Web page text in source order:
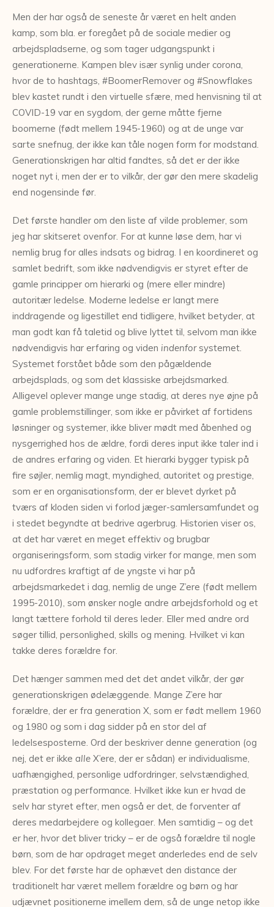
Men der har også de seneste år været en helt anden
kamp, som bla. er foregået på de sociale medier og
arbejdspladserne, og som tager udgangspunkt i
generationerne. Kampen blev især synlig under corona,
hvor de to hashtags, #BoomerRemover og #Snowflakes
blev kastet rundt i den virtuelle sfære, med henvisning til at
COVID-19 var en sygdom, der gerne måtte fjerne
boomerne (født mellem 1945-1960) og at de unge var
sarte snefnug, der ikke kan tåle nogen form for modstand.
Generationskrigen har altid fandtes, så det er der ikke
noget nyt i, men der er to vilkår, der gør den mere skadelig
end nogensinde før.
Det første handler om den liste af vilde problemer, som
jeg har skitseret ovenfor. For at kunne løse dem, har vi
nemlig brug for alles indsats og bidrag. I en koordineret og
samlet bedrift, som ikke nødvendigvis er styret efter de
gamle principper om hierarki og (mere eller mindre)
autoritær ledelse. Moderne ledelse er langt mere
inddragende og ligestillet end tidligere, hvilket betyder, at
man godt kan få taletid og blive lyttet til, selvom man ikke
nødvendigvis har erfaring og viden indenforsystemet.
Systemet forstået både som den pågældende
arbejdsplads, og som det klassiske arbejdsmarked.
Alligevel oplever mange unge stadig, at deres nye øjne på
gamle problemstillinger, som ikke er påvirket af fortidens
løsninger og systemer, ikke bliver mødt med åbenhed og
nysgerrighed hos de ældre, fordi deres input ikke taler ind i
de andres erfaring og viden. Et hierarki bygger typisk på
fire søjler, nemlig magt, myndighed, autoritet og prestige,
som er en organisationsform, der er blevet dyrket på
tværs af kloden siden vi forlod jæger-samlersamfundet og
i stedet begyndte at bedrive agerbrug. Historien viser os,
at det har været en meget effektiv og brugbar
organiseringsform, som stadig virker for mange, men som
nu udfordres kraftigt af de yngste vi har på
arbejdsmarkedet i dag, nemlig de unge Z’ere (født mellem
1995-2010), som ønsker nogle andre arbejdsforhold og et
langt tættere forhold til deres leder. Eller med andre ord
søger tillid, personlighed, skills og mening. Hvilket vi kan
takke deres forældre for.
Det hænger sammen med det det andet vilkår, der gør
generationskrigen ødelæggende. Mange Z’ere har
forældre, der er fra generation X, som er født mellem 1960
og 1980 og som i dag sidder på en stor del af
ledelsesposterne. Ord der beskriver denne generation (og
nej, det er ikke alle X’ere, der er sådan) er individualisme,
uafhængighed, personlige udfordringer, selvstændighed,
præstation og performance. Hvilket ikke kun er hvad de
selv har styret efter, men også er det, de forventer af
deres medarbejdere og kollegaer. Men samtidig – og det
er her, hvor det bliver tricky – er de også forældre til nogle
børn, som de har opdraget meget anderledes end de selv
blev. For det første har de ophævet den distance der
traditionelt har været mellem forældre og børn og har
udjævnet positionerne imellem dem, så de unge netop ikke